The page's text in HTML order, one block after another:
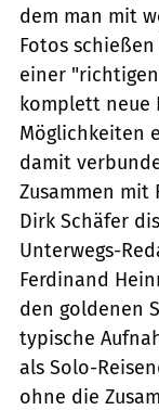
dem man mit
Fotos
einer
komplett neue
Möglichkeiten
damit
Zusammen mit
Dirk Schäfer
Unterwegs-
Ferdinand
den goldenen
typische
als Solo-
ohne die